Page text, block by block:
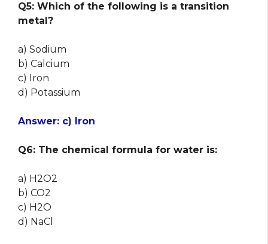
Q5: Which of the following is a transition
metal?
a) Sodium
b) Calcium
c) Iron
d) Potassium
Answer: c) Iron
Q6: The chemical formula for water is:
a) H2O2
b) CO2
c) H2O
d) NaCl